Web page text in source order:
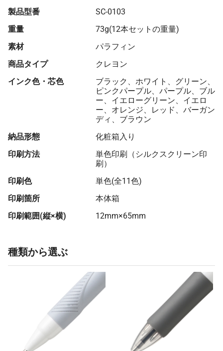
製品型番
SC-0103
重量
73g(12本セットの重量)
素材
パラフィン
商品タイプ
クレヨン
インク色・芯色
ブラック、ホワイト、グリーン、
ピンクパープル、パープル、ブル
ー、イエローグリーン、イエロ
ー、オレンジ、レッド、バーガン
ディ、ブラウン
納品形態
化粧箱入り
印刷方法
単色印刷（シルクスクリーン印
刷）
印刷色
単色(全11色)
印刷箇所
本体箱
印刷範囲(縦×横)
12mm×65mm
種類から選ぶ